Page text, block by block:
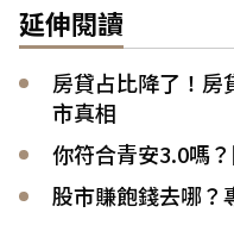
延伸閱讀
房貸占比降了！
市真相
你符合青安3.0嗎
股市賺飽錢去哪？